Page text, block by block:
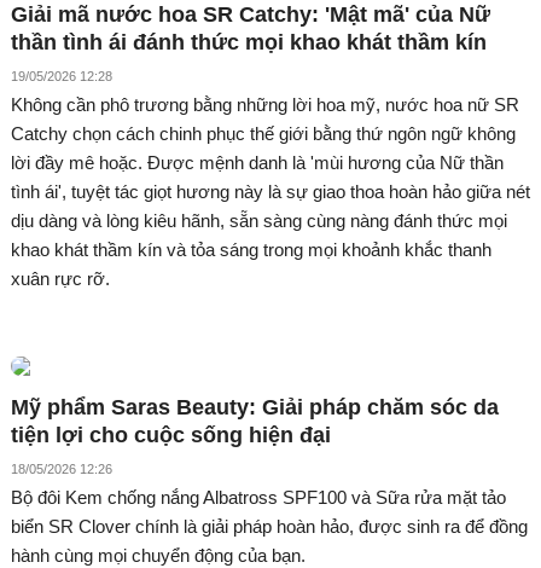
Giải mã nước hoa SR Catchy: 'Mật mã' của Nữ
thần tình ái đánh thức mọi khao khát thầm kín
19/05/2026 12:28
Không cần phô trương bằng những lời hoa mỹ, nước hoa nữ SR
Catchy chọn cách chinh phục thế giới bằng thứ ngôn ngữ không
lời đầy mê hoặc. Được mệnh danh là 'mùi hương của Nữ thần
tình ái', tuyệt tác giọt hương này là sự giao thoa hoàn hảo giữa nét
dịu dàng và lòng kiêu hãnh, sẵn sàng cùng nàng đánh thức mọi
khao khát thầm kín và tỏa sáng trong mọi khoảnh khắc thanh
xuân rực rỡ.
Mỹ phẩm Saras Beauty: Giải pháp chăm sóc da
tiện lợi cho cuộc sống hiện đại
18/05/2026 12:26
Bộ đôi Kem chống nắng Albatross SPF100 và Sữa rửa mặt tảo
biển SR Clover chính là giải pháp hoàn hảo, được sinh ra để đồng
hành cùng mọi chuyển động của bạn.